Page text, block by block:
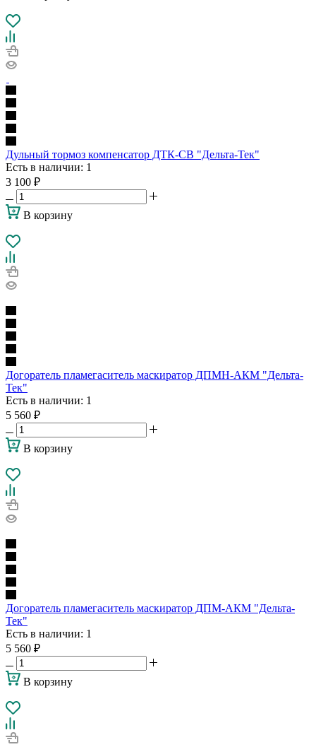
Дульный тормоз компенсатор ДТК-СВ "Дельта-Тек"
Есть в наличии: 1
3 100 ₽
В корзину
Догоратель пламегаситель маскиратор ДПМН-АКМ "Дельта-
Тек"
Есть в наличии: 1
5 560 ₽
В корзину
Догоратель пламегаситель маскиратор ДПМ-АКМ "Дельта-
Тек"
Есть в наличии: 1
5 560 ₽
В корзину